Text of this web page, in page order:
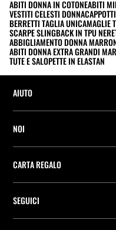
ABITI DONNA IN COTONEABITI
VESTITI CELESTI DONNA
BERRETTI TAGLIA UNICAMAGLIE
SCARPE SLINGBACK IN TPU NERE
ABBIGLIAMENTO DONNA
ABITI DONNA EXTRA GRANDI
TUTE E SALOPETTE IN ELASTAN
AIUTO
Rintraccia il tuo ordine
Ricerca dei punti di consegna
Preferenze per i cookie
NOI
Società
Company Profile
CARTA REGALO
Acquisto Carta Regalo
SEGUICI